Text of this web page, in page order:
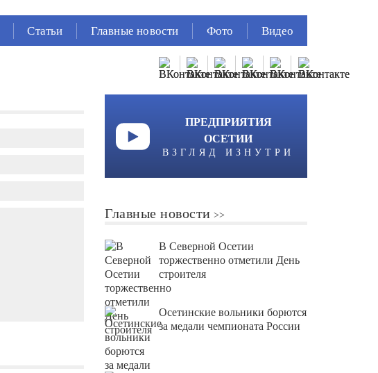
Статьи Главные новости Фото Видео
ПРЕДПРИЯТИЯ
ОСЕТИИ
ВЗГЛЯД ИЗНУТРИ
Главные новости
В Северной Осетии
торжественно отметили День
строителя
Осетинские вольники борются
за медали чемпионата России